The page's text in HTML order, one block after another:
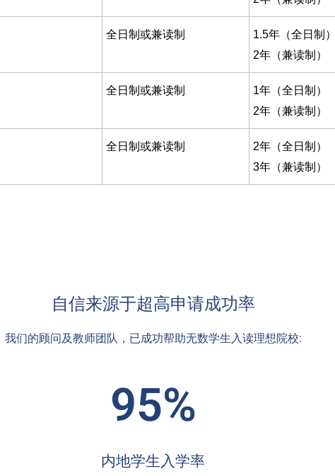
全日制或兼读制
1.5年（全日制）
2年（兼读制）
全日制或兼读制
1年（全日制）
2年（兼读制）
全日制或兼读制
2年（全日制）
3年（兼读制）
自信来源于超高申请成功率
我们的顾问及教师团队，已成功帮助无数学生入读理想院校:
95%
内地学生入学率